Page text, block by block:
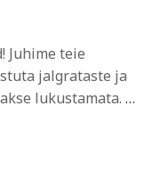
Juhime teie
jalgrataste ja
lukustamata. …